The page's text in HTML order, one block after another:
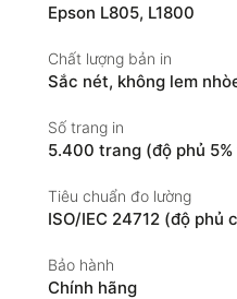
Epson L805, L1800
Chất lượng bản in
Sắc nét, không lem
Số trang in
5.400 trang (độ phủ
Tiêu chuẩn đo lường
ISO/IEC 24712 (độ phủ
Bảo hành
Chính hãng